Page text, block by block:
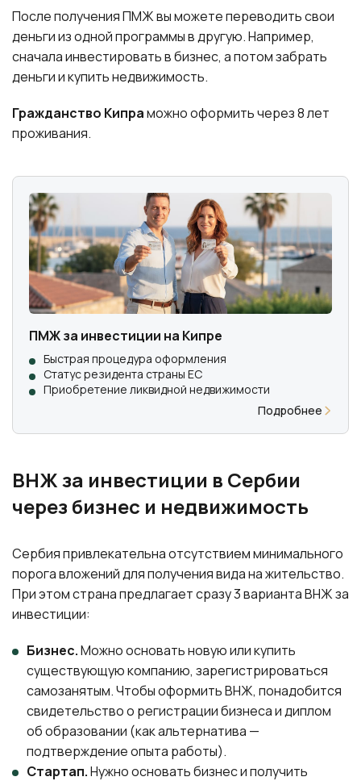
После получения ПМЖ вы можете переводить свои
деньги из одной программы в другую. Например,
сначала инвестировать в бизнес, а потом забрать
деньги и купить недвижимость.
Гражданство Кипраможно оформить через 8 лет
проживания.
ПМЖ за инвестиции на Кипре
Быстрая процедура оформления
Статус резидента страны ЕС
Приобретение ликвидной недвижимости
Подробнее
ВНЖ за инвестиции в Сербии
через бизнес и недвижимость
Сербия привлекательна отсутствием минимального
порога вложений для получения вида на жительство.
При этом страна предлагает сразу 3 варианта ВНЖ за
инвестиции:
Бизнес.Можно основать новую или купить
существующую компанию, зарегистрироваться
самозанятым. Чтобы оформить ВНЖ, понадобится
свидетельство о регистрации бизнеса и диплом
об образовании (как альтернатива —
подтверждение опыта работы).
Стартап.Нужно основать бизнес и получить